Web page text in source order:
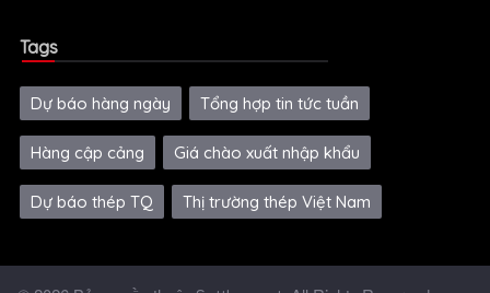
Tags
Dự báo hàng ngày Tổng hợp tin tức tuần
Hàng cập cảng Giá chào xuất nhập khẩu
Dự báo thép TQ Thị trường thép Việt Nam